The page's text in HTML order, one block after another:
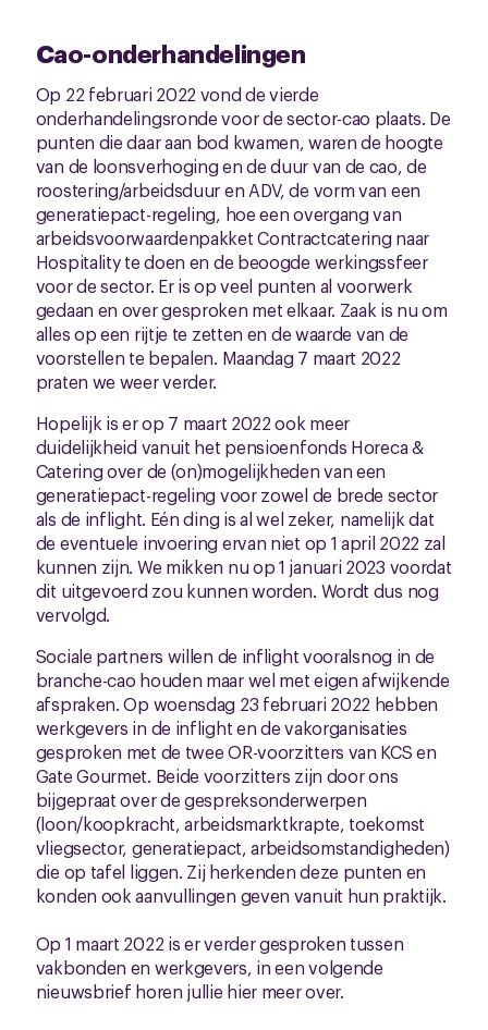
Cao-onderhandelingen
Op 22 februari 2022 vond de vierde
onderhandelingsronde voor de sector-cao plaats. De
punten die daar aan bod kwamen, waren de hoogte
van de loonsverhoging en de duur van de cao, de
roostering/arbeidsduur en ADV, de vorm van een
generatiepact-regeling, hoe een overgang van
arbeidsvoorwaardenpakket Contractcatering naar
Hospitality te doen en de beoogde werkingssfeer
voor de sector. Er is op veel punten al voorwerk
gedaan en over gesproken met elkaar. Zaak is nu om
alles op een rijtje te zetten en de waarde van de
voorstellen te bepalen. Maandag 7 maart 2022
praten we weer verder.
Hopelijk is er op 7 maart 2022 ook meer
duidelijkheid vanuit het pensioenfonds Horeca &
Catering over de (on)mogelijkheden van een
generatiepact-regeling voor zowel de brede sector
als de inflight. Eén ding is al wel zeker, namelijk dat
de eventuele invoering ervan niet op 1 april 2022 zal
kunnen zijn. We mikken nu op 1 januari 2023 voordat
dit uitgevoerd zou kunnen worden. Wordt dus nog
vervolgd.
Sociale partners willen de inflight vooralsnog in de
branche-cao houden maar wel met eigen afwijkende
afspraken. Op woensdag 23 februari 2022 hebben
werkgevers in de inflight en de vakorganisaties
gesproken met de twee OR-voorzitters van KCS en
Gate Gourmet. Beide voorzitters zijn door ons
bijgepraat over de gespreksonderwerpen
(loon/koopkracht, arbeidsmarktkrapte, toekomst
vliegsector, generatiepact, arbeidsomstandigheden)
die op tafel liggen. Zij herkenden deze punten en
konden ook aanvullingen geven vanuit hun praktijk.
Op 1 maart 2022 is er verder gesproken tussen
vakbonden en werkgevers, in een volgende
nieuwsbrief horen jullie hier meer over.